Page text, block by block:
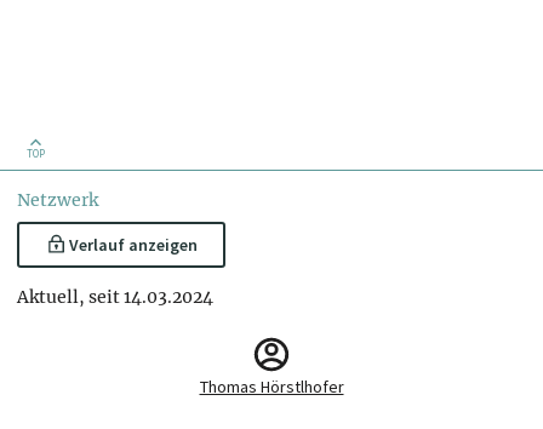
TOP
Netzwerk
Verlauf anzeigen
Aktuell, seit 14.03.2024
Thomas Hörstlhofer